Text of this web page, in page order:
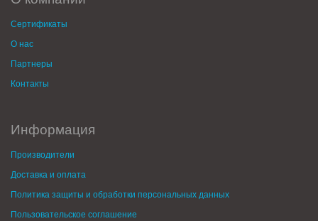
Сертификаты
О нас
Партнеры
Контакты
Информация
Производители
Доставка и оплата
Политика защиты и обработки персональных данных
Пользовательское соглашение